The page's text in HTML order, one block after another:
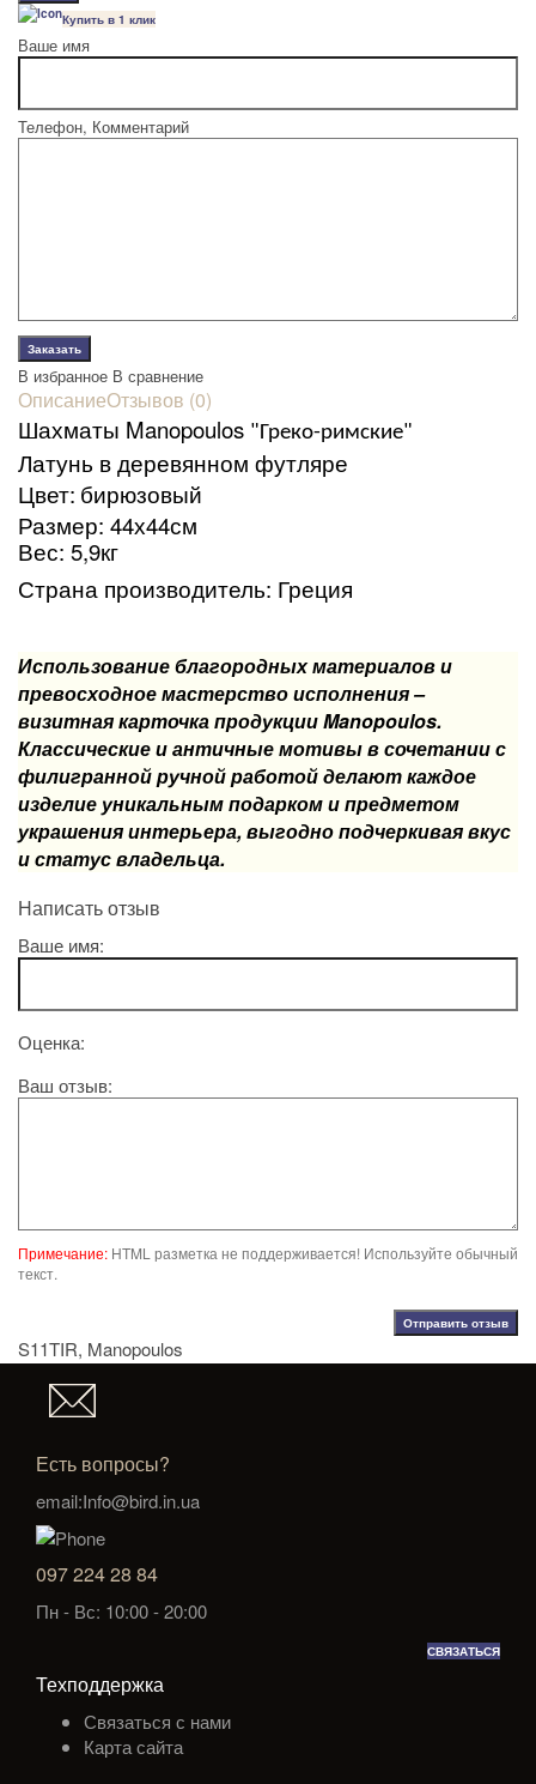
Купить в 1 клик
Ваше имя
Телефон, Комментарий
В избранное В сравнение
ОписаниеОтзывов (0)
Шахматы Manopoulos "Греко-римские"
Латунь в деревянном футляре
Цвет: бирюзовый
Размер: 44х44см
Вес: 5,9кг
Страна производитель: Греция
Использование благородных материалов и
превосходное мастерство исполнения –
визитная карточка продукции Manopoulos.
Классические и античные мотивы в сочетании с
филигранной ручной работой делают каждое
изделие уникальным подарком и предметом
украшения интерьера, выгодно подчеркивая вкус
и статус владельца.
Написать отзыв
Ваше имя:
Оценка:
Ваш отзыв:
Примечание: HTML разметка не поддерживается! Используйте обычный
текст.
Отправить отзыв
S11TIR, Manopoulos
Есть вопросы?
email:Info@bird.in.ua
097 224 28 84
Пн - Вс: 10:00 - 20:00
СВЯЗАТЬСЯ
Техподдержка
Связаться с нами
Карта сайта